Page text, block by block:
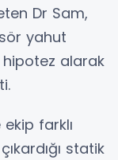
Dr Sam,
yahut
hipotez alarak
farklı
statik